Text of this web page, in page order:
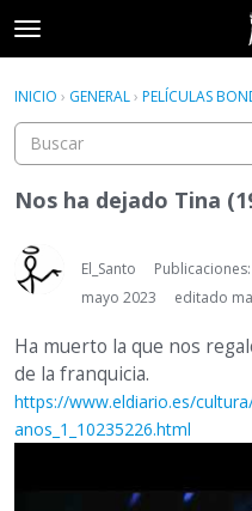
t
o
g
e
m
e
n
u
Acceder
Actividad
Acceder Registrarse
INICIO › GENERAL› PELÍCULAS
Nos ha dejado Tina
El_Santo
mayo 2023
editado
Ha muerto la que nos
de la franquicia.
https://www.eldiario.es/
anos_1_10235226.html